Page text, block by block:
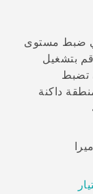
ضبط مستوى
بتشغيل
تضبط
داكنة